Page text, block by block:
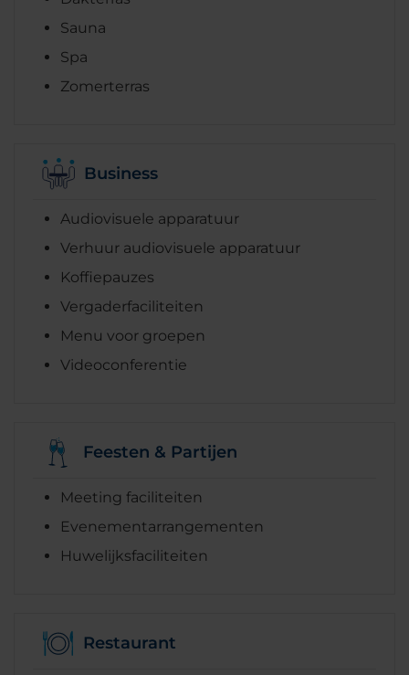
Sauna
Spa
Zomerterras
Business
Audiovisuele apparatuur
Verhuur audiovisuele apparatuur
Koffiepauzes
Vergaderfaciliteiten
Menu voor groepen
Videoconferentie
Feesten & Partijen
Meeting faciliteiten
Evenementarrangementen
Huwelijksfaciliteiten
Restaurant